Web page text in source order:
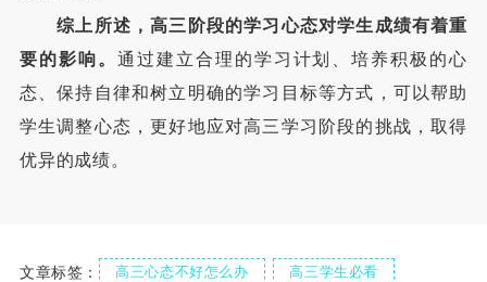
综上所述，高三阶段的学习心态对学生成绩有着重
要的影响。 通过建立合理的学习计划、培养积极的心
态、保持自律和树立明确的学习目标等方式，可以帮助
学生调整心态，更好地应对高三学习阶段的挑战，取得
优异的成绩。
文章标签： 高三心态不好怎么办 高三学生必看